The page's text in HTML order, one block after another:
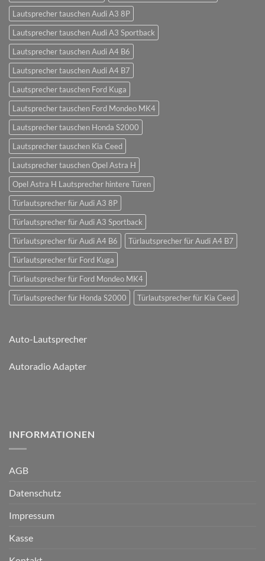
Lautsprecher tauschen Audi A3 8P
Lautsprecher tauschen Audi A3 Sportback
Lautsprecher tauschen Audi A4 B6
Lautsprecher tauschen Audi A4 B7
Lautsprecher tauschen Ford Kuga
Lautsprecher tauschen Ford Mondeo MK4
Lautsprecher tauschen Honda S2000
Lautsprecher tauschen Kia Ceed
Lautsprecher tauschen Opel Astra H
Opel Astra H Lautsprecher hintere Türen
Türlautsprecher für Audi A3 8P
Türlautsprecher für Audi A3 Sportback
Türlautsprecher für Audi A4 B6
Türlautsprecher für Audi A4 B7
Türlautsprecher für Ford Kuga
Türlautsprecher für Ford Mondeo MK4
Türlautsprecher für Honda S2000
Türlautsprecher für Kia Ceed
Auto-Lautsprecher
Autoradio Adapter
INFORMATIONEN
AGB
Datenschutz
Impressum
Kasse